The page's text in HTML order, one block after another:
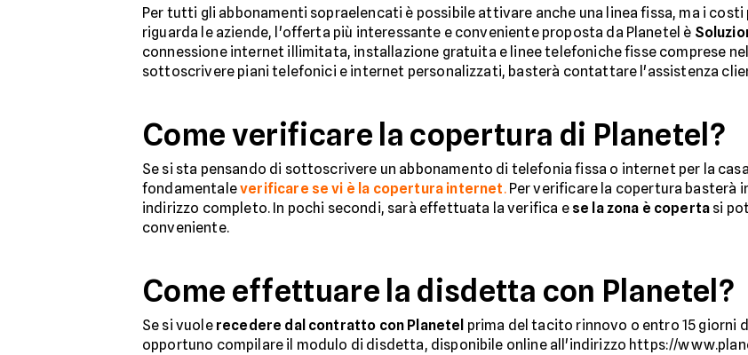
Per tutti gli abbonamenti sopraelencati è possibile attivare anche una linea fissa, ma i
riguarda le aziende, l'offerta più interessante e conveniente proposta da Planetel è
connessione internet illimitata, installazione gratuita e linee telefoniche fisse comprese
sottoscrivere piani telefonici e internet personalizzati, basterà contattare l'assistenza
Come verificare la copertura di Planetel?
Se si sta pensando di sottoscrivere un abbonamento di telefonia fissa o internet per la
fondamentaleverificare se vi è la copertura internet.Per verificare la copertura basterà
indirizzo completo. In pochi secondi, sarà effettuata la verifica e se la zona è coperta si
conveniente.
Come effettuare la disdetta con Planetel?
Se si vuole recedere dal contratto con Planetel prima del tacito rinnovo o entro 15
opportuno compilare il modulo di disdetta, disponibile online all'indirizzo https://